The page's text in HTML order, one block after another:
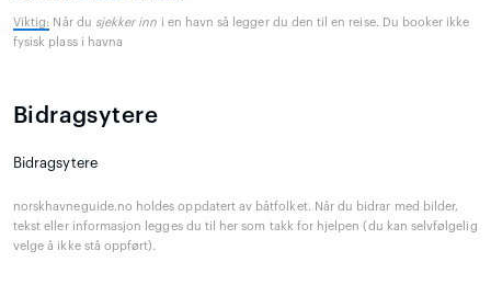
Viktig: Når du sjekker inn i en havn så legger du den til en reise. Du booker ikke
fysisk plass i havna
Bidragsytere
Bidragsytere
norskhavneguide.no holdes oppdatert av båtfolket. Når du bidrar med bilder,
tekst eller informasjon legges du til her som takk for hjelpen (du kan selvfølgelig
velge å ikke stå oppført).